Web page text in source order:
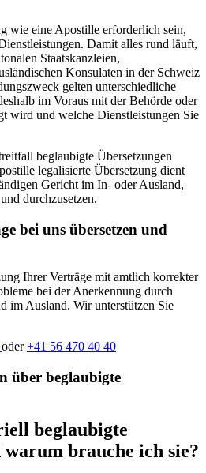
wie eine Apostille erforderlich sein,
Damit alles rund läuft,
Staatskanzleien,
Konsulaten in der Schweiz
gelten unterschiedliche
im Voraus mit der Behörde oder
wird und welche Dienstleistungen Sie
beglaubigte Übersetzungen
legalisierte Übersetzung dient
Gericht im In- oder Ausland,
durchzusetzen.
bei uns übersetzen und
Ihrer Verträge mit amtlich korrekter
bei der Anerkennung durch
im Ausland. Wir unterstützen Sie
oder +41 56 470 40 40
über beglaubigte
beglaubigte
brauche ich sie?